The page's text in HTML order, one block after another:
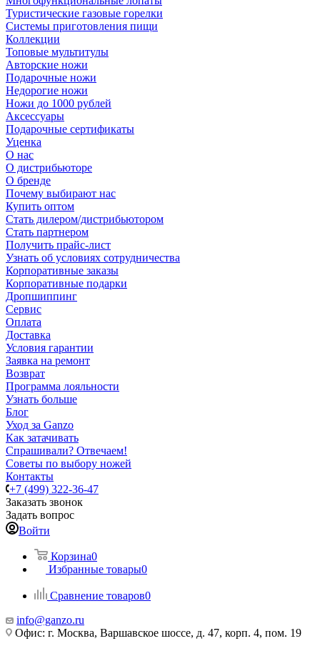
Туристические газовые горелки
Системы приготовления пищи
Коллекции
Топовые мультитулы
Авторские ножи
Подарочные ножи
Недорогие ножи
Ножи до 1000 рублей
Аксессуары
Подарочные сертификаты
Уценка
О нас
О дистрибьюторе
О бренде
Почему выбирают нас
Купить оптом
Стать дилером/дистрибьютором
Стать партнером
Получить прайс-лист
Узнать об условиях сотрудничества
Корпоративные заказы
Корпоративные подарки
Дропшиппинг
Сервис
Оплата
Доставка
Условия гарантии
Заявка на ремонт
Возврат
Программа лояльности
Узнать больше
Блог
Уход за Ganzo
Как затачивать
Спрашивали? Отвечаем!
Советы по выбору ножей
Контакты
+7 (499) 322-36-47
Заказать звонок
Задать вопрос
Войти
Корзина0
Избранные товары0
Сравнение товаров0
info@ganzo.ru
Офис: г. Москва, Варшавское шоссе, д. 47, корп. 4, пом. 19